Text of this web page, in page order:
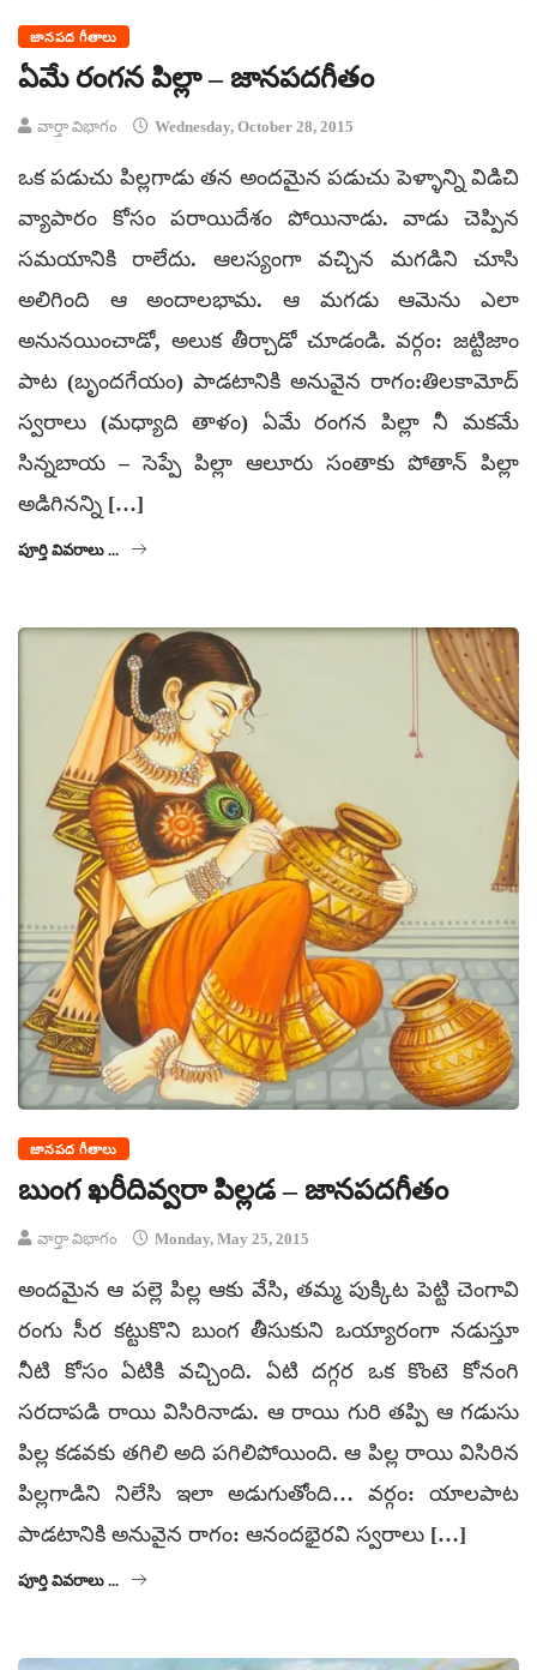
జానపద గీతాలు
ఏమే రంగన పిల్లా – జానపదగీతం
వార్తా విభాగం Wednesday, October 28, 2015
ఒక పడుచు పిల్లగాడు తన అందమైన పడుచు పెళ్ళాన్ని విడిచి
వ్యాపారం కోసం పరాయిదేశం పోయినాడు. వాడు చెప్పిన
సమయానికి రాలేదు. ఆలస్యంగా వచ్చిన మగడిని చూసి
అలిగింది ఆ అందాలభామ. ఆ మగడు ఆమెను ఎలా
అనునయించాడో, అలుక తీర్చాడో చూడండి. వర్గం: జట్టిజాం
పాట (బృందగేయం) పాడటానికి అనువైన రాగం:తిలకామోద్
స్వరాలు (మధ్యాది తాళం) ఏమే రంగన పిల్లా నీ మకమే
సిన్నబాయ – సెప్పే పిల్లా ఆలూరు సంతాకు పోతాన్ పిల్లా
అడిగినన్ని […]
పూర్తి వివరాలు ...
జానపద గీతాలు
బుంగ ఖరీదివ్వరా పిల్లడ – జానపదగీతం
వార్తా విభాగం Monday, May 25, 2015
అందమైన ఆ పల్లె పిల్ల ఆకు వేసి, తమ్మ పుక్కిట పెట్టి చెంగావి
రంగు సీర కట్టుకొని బుంగ తీసుకుని ఒయ్యారంగా నడుస్తూ
నీటి కోసం ఏటికి వచ్చింది. ఏటి దగ్గర ఒక కొంటె కోనంగి
సరదాపడి రాయి విసిరినాడు. ఆ రాయి గురి తప్పి ఆ గడుసు
పిల్ల కడవకు తగిలి అది పగిలిపోయింది. ఆ పిల్ల రాయి విసిరిన
పిల్లగాడిని నిలేసి ఇలా అడుగుతోంది… వర్గం: యాలపాట
పాడటానికి అనువైన రాగం: ఆనందభైరవి స్వరాలు […]
పూర్తి వివరాలు ...